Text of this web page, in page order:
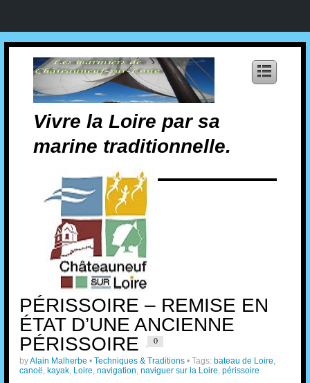
Vivre la Loire par sa
marine traditionnelle.
PÉRISSOIRE – REMISE EN
ÉTAT D’UNE ANCIENNE
PÉRISSOIRE
0
byAlain Malherbe • Techniques & Traditions • Tags: bateau de Loire,
canoë, kayak, Loire, navigation, naviguer sur la Loire, périssoire